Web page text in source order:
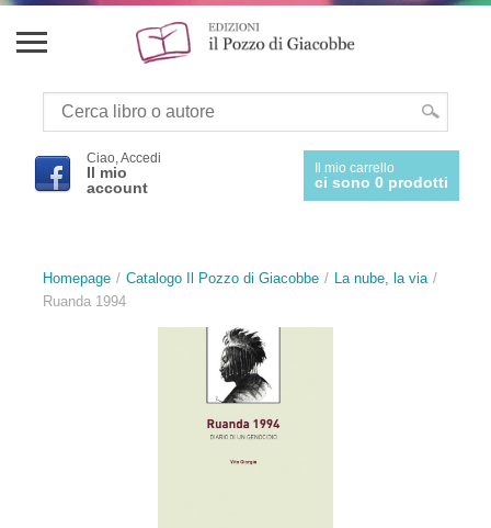
Ciao, Accedi
Il mio
account
Il mio carrello
ci sono 0 prodotti
Homepage Catalogo Il Pozzo di Giacobbe
La nube, la via
Ruanda 1994